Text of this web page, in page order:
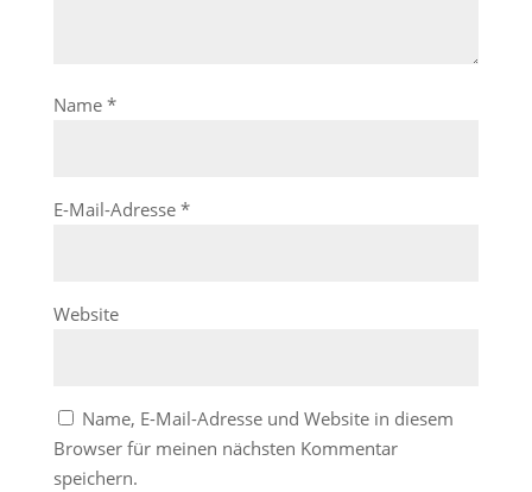
Name *
E-Mail-Adresse *
Website
Name, E-Mail-Adresse und Website in diesem
Browser für meinen nächsten Kommentar
speichern.